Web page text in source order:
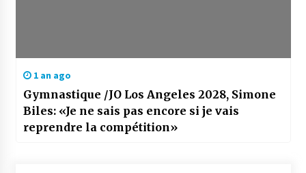
1 an ago
Gymnastique /JO Los Angeles 2028, Simone
Biles: «Je ne sais pas encore si je vais
reprendre la compétition»